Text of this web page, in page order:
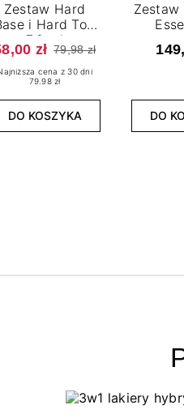
Zestaw Hard
i Hard Top
7,2 ml
zł 79,98 zł
cena z 30 dni
79.98 zł
DO KOSZYKA DO